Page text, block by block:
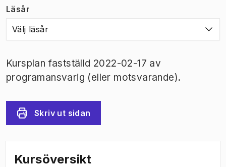
Läsår
Välj läsår
Kursplan fastställd 2022-02-17 av
programansvarig (eller motsvarande).
Skriv ut sidan
Kursöversikt